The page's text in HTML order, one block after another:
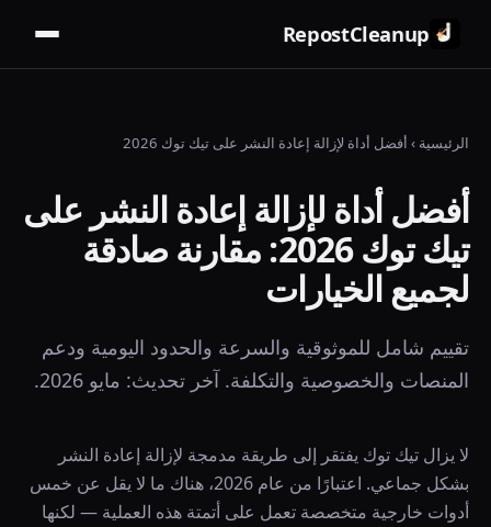
RepostCleanup
الرئيسية › أفضل أداة لإزالة إعادة النشر على تيك توك 2026
أفضل أداة لإزالة إعادة النشر على
تيك توك 2026: مقارنة صادقة
لجميع الخيارات
تقييم شامل للموثوقية والسرعة والحدود اليومية ودعم
المنصات والخصوصية والتكلفة. آخر تحديث: مايو 2026.
لا يزال تيك توك يفتقر إلى طريقة مدمجة لإزالة إعادة النشر
بشكل جماعي. اعتبارًا من عام 2026، هناك ما لا يقل عن خمس
أدوات خارجية متخصصة تعمل على أتمتة هذه العملية — لكنها